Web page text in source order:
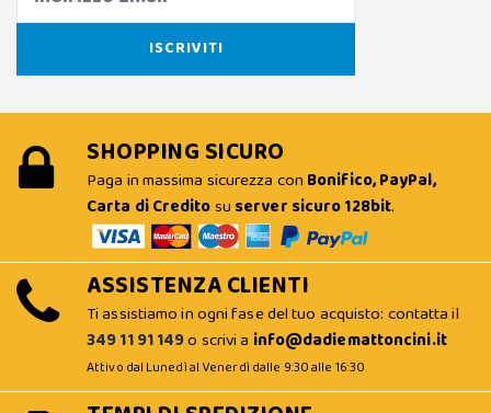
SHOPPING SICURO
Paga in massima sicurezza con Bonifico, PayPal,
Carta di Creditosu server sicuro 128bit.
ASSISTENZA CLIENTI
Ti assistiamo in ogni fase del tuo acquisto: contatta il
349 11 91 149o scrivi a info@dadiemattoncini.it
Attivo dal Lunedì al Venerdì dalle 9:30 alle 16:30